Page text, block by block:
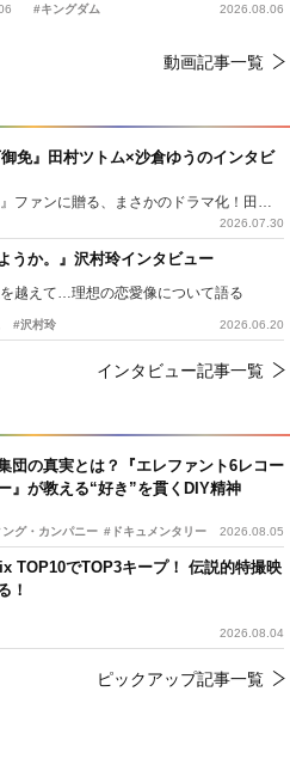
団の真実とは？『エレファント6レコー
』が教える“好き”を貫くDIY精神
グ・カンパニー #ドキュメンタリー 2026.08.05
TOP10でTOP3キープ！ 伝説的特撮映
！
2026.08.04
ピックアップ記事一覧
#キングダム 2026.08.06
動画記事一覧
御免』田村ツトム×沙倉ゆうのインタビ
『侍タイムスリッパー』ファンに贈る、まさかのドラマ化！田村ツトム×沙倉ゆうのが語る『心配無用ノ介』撮影秘話
2026.07.30
うか。』沢村玲インタビュー
越えて…理想の恋愛像について語る
#沢村玲 2026.06.20
インタビュー記事一覧